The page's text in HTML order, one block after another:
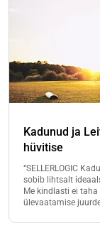
Kadunud ja
hüvitise
“SELLERLOGIC
sobib lihtsalt
Me kindlasti ei
ülevaatamise